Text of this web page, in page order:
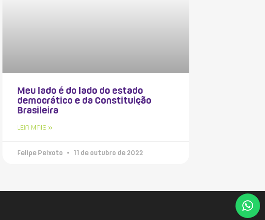
Meu lado é do lado do estado
democrático e da Constituição
Brasileira
LEIA MAIS »
Felipe Peixoto 11 de outubro de 2022